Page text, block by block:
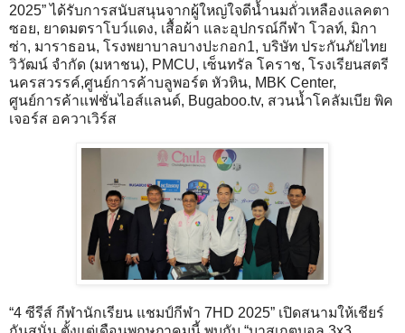
2025” ได้รับการสนับสนุนจากผู้ใหญ่ใจดีน้ำนมถั่วเหลืองแลคตา
ซอย, ยาดมตราโบว์แดง, เสื้อผ้า และอุปกรณ์กีฬา โวลท์, มิกา
ซ่า, มาราธอน, โรงพยาบาลบางปะกอก1, บริษัท ประกันภัยไทย
วิวัฒน์ จำกัด (มหาชน), PMCU, เซ็นทรัล โคราช, โรงเรียนสตรี
นครสวรรค์,ศูนย์การค้าบลูพอร์ต หัวหิน, MBK Center,
ศูนย์การค้าแฟชั่นไอส์แลนด์, Bugaboo.tv, สวนน้ำโคลัมเบีย พิค
เจอร์ส อควาเวิร์ส
“4 ซีรีส์ กีฬานักเรียน แชมป์กีฬา 7HD 2025” เปิดสนามให้เชียร์